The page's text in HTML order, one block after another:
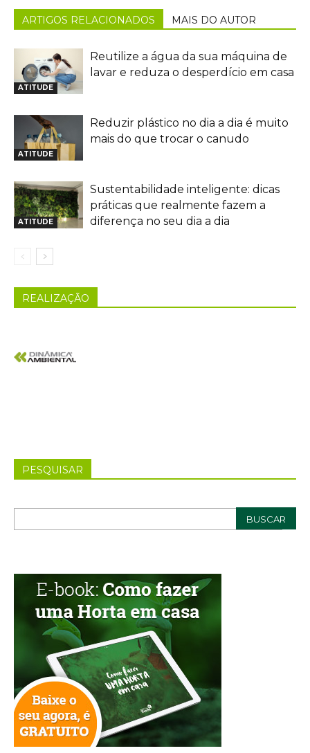
ARTIGOS RELACIONADOS MAIS DO AUTOR
ATITUDE
Reutilize a água da sua máquina de
lavar e reduza o desperdício em casa
ATITUDE
Reduzir plástico no dia a dia é muito
mais do que trocar o canudo
ATITUDE
Sustentabilidade inteligente: dicas
práticas que realmente fazem a
diferença no seu dia a dia
REALIZAÇÃO
PESQUISAR